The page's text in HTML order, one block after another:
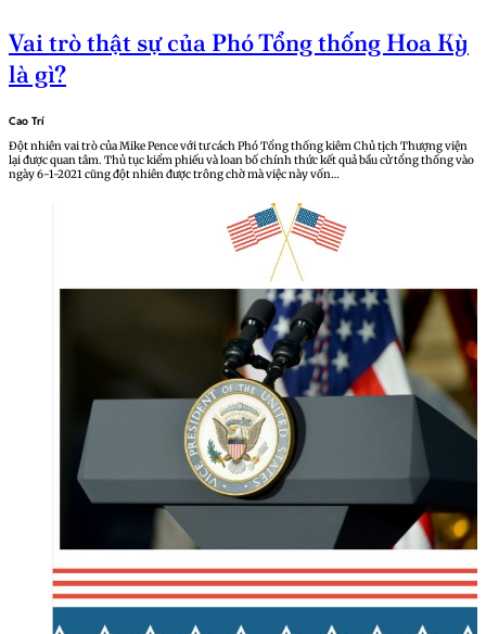
Vai trò thật sự của Phó Tổng thống Hoa Kỳ
là gì?
Cao Trí
Đột nhiên vai trò của Mike Pence với tư cách Phó Tổng thống kiêm Chủ tịch Thượng viện
lại được quan tâm. Thủ tục kiểm phiếu và loan bố chính thức kết quả bầu cử tổng thống vào
ngày 6-1-2021 cũng đột nhiên được trông chờ mà việc này vốn…